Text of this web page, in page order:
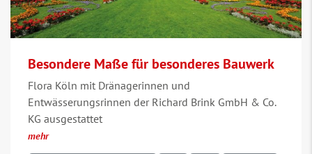
Besondere Maße für besonderes Bauwerk
Flora Köln mit Dränagerinnen und
Entwässerungsrinnen der Richard Brink GmbH & Co.
KG ausgestattet
mehr